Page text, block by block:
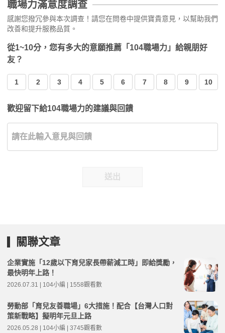
職場力滿意度調查
感謝您撥冗參與本次調查！請您在問卷中提供寶貴意見，以幫助我們
改善和提升服務品質。
從1~10分，您有多大的意願推薦「104職場力」給親朋好
友？
1 2 3 4 5 6 7 8 9 10
歡迎留下給104職場力的建議與回饋
送出
關聯文章
企業實施「12歲以下育兒家長帶薪減工時」即給獎勵，
最快明年上路！
2026.07.31 | 104小編 | 1558觀看數
勞動部「育兒友善職場」6大措施！配合【台灣人口對
策新戰略】擬明年元旦上路
2026.05.28 | 104小編 | 3745觀看數